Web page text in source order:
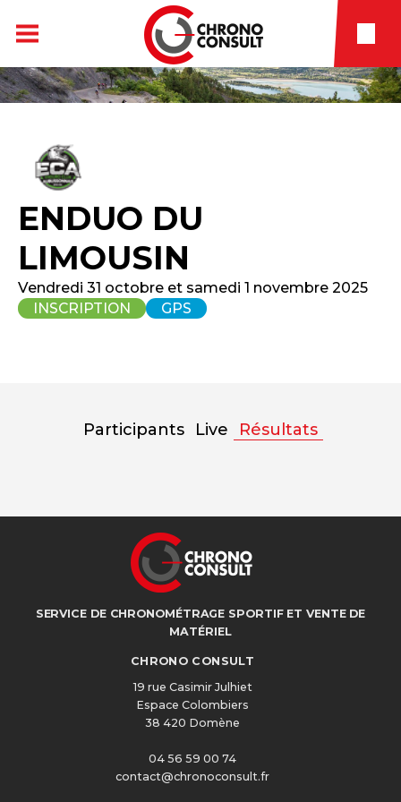
ENDUO DU
LIMOUSIN
Vendredi 31 octobre et samedi 1 novembre 2025
INSCRIPTION GPS
Participants Live Résultats
SERVICE DE CHRONOMÉTRAGE SPORTIF ET VENTE DE
MATÉRIEL
CHRONO CONSULT
19 rue Casimir Julhiet
Espace Colombiers
38 420 Domène
04 56 59 00 74
contact@chronoconsult.fr